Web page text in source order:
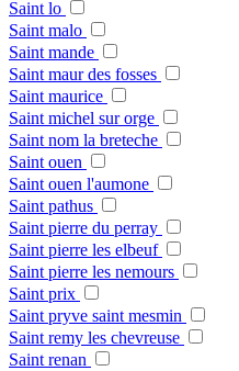
Saint lo
Saint malo
Saint mande
Saint maur des fosses
Saint maurice
Saint michel sur orge
Saint nom la breteche
Saint ouen
Saint ouen l'aumone
Saint pathus
Saint pierre du perray
Saint pierre les elbeuf
Saint pierre les nemours
Saint prix
Saint pryve saint mesmin
Saint remy les chevreuse
Saint renan